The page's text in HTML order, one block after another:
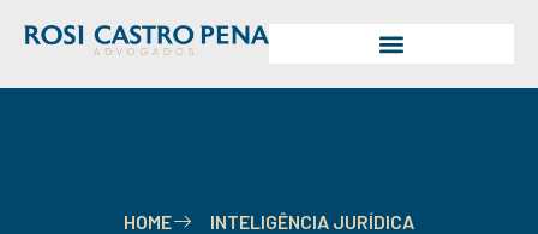
HOME INTELIGÊNCIA JURÍDICA